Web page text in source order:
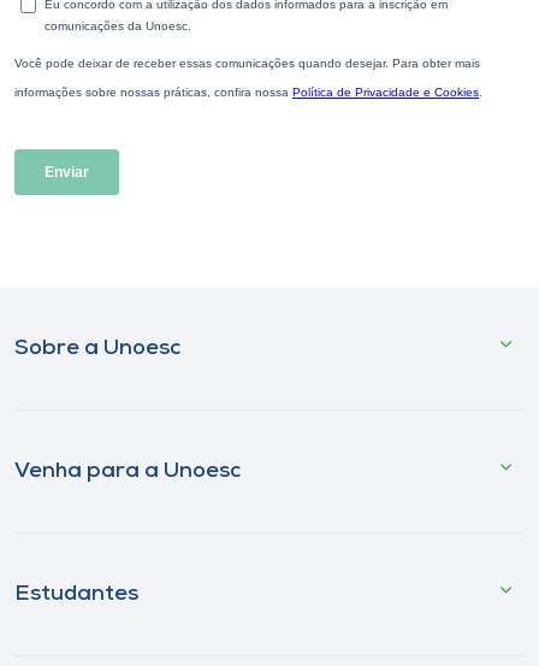
Sobre a Unoesc
Venha para a Unoesc
Estudantes